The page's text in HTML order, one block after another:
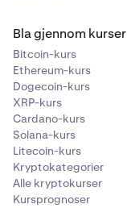
Bla gjennom kurser
Bitcoin-kurs
Ethereum-kurs
Dogecoin-kurs
XRP-kurs
Cardano-kurs
Solana-kurs
Litecoin-kurs
Kryptokategorier
Alle kryptokurser
Kursprognoser